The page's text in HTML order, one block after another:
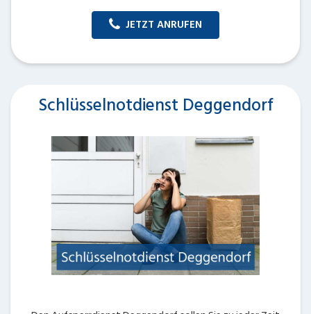
JETZT ANRUFEN
Schlüsselnotdienst Deggendorf